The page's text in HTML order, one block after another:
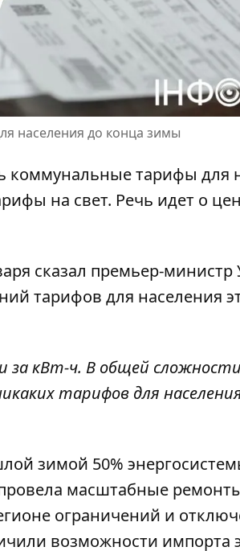
населения до конца зимы
коммунальные тарифы для
на свет. Речь идет о
сказал премьер-
тарифов для населения
за кВт-ч. В общей
тарифов для
зимой 50%
масштабные
ограничений и
возможности импорта